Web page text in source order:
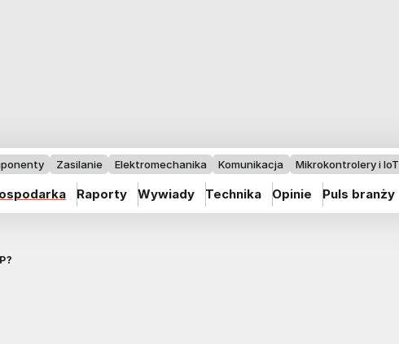
Zasilanie Elektromechanika Komunikacja Mikrokontrolery i IoT
Raporty Wywiady Technika Opinie Puls branży